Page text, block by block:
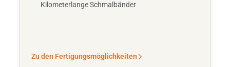
Kilometerlange Schmalbänder
Zu den Fertigungsmöglichkeiten